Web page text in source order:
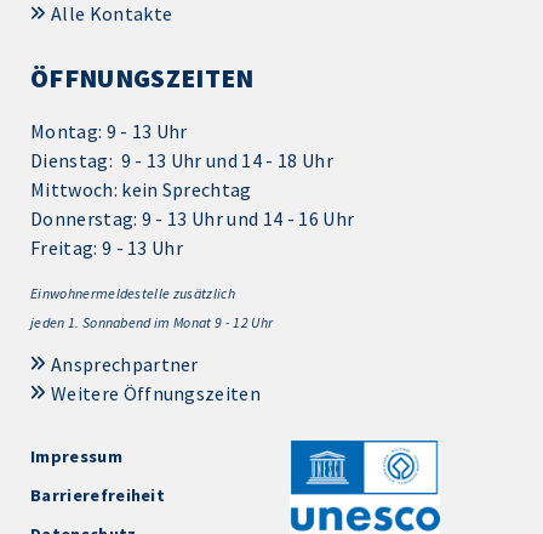
Alle Kontakte
ÖFFNUNGSZEITEN
Montag: 9 - 13 Uhr
Dienstag: 9 - 13 Uhr und 14 - 18 Uhr
Mittwoch: kein Sprechtag
Donnerstag: 9 - 13 Uhr und 14 - 16 Uhr
Freitag: 9 - 13 Uhr
Einwohnermeldestelle zusätzlich
jeden 1. Sonnabend im Monat 9 - 12 Uhr
Ansprechpartner
Weitere Öffnungszeiten
Impressum
Barrierefreiheit